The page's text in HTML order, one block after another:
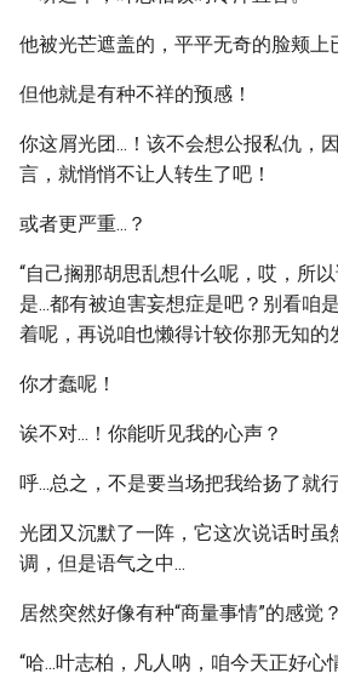
他被光芒遮盖的，平平无奇的脸颊上
但他就是有种不祥的预感！
你这屑光团...！该不会想公报私仇，
言，就悄悄不让人转生了吧！
或者更严重...？
“自己搁那胡思乱想什么呢，哎，所
是...都有被迫害妄想症是吧？别看咱
着呢，再说咱也懒得计较你那无知的
你才蠢呢！
诶不对...！你能听见我的心声？
呼...总之，不是要当场把我给扬了就行
光团又沉默了一阵，它这次说话时虽
调，但是语气之中...
居然突然好像有种“商量事情”的感觉？
“哈...叶志柏，凡人呐，咱今天正好心